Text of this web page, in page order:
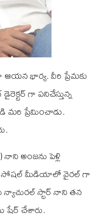
ఆయన భార్య. వీరి ప్రేమకు
గా పనిచేస్తున్న
మరి ప్రేమించాడు.
అంజను పెళ్లి
సోషల్ మీడియాలో వైరల్ గా
స్టార్ నాని తన
షేర్ చేశారు.